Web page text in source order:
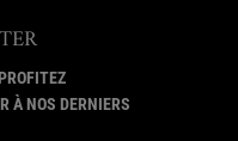
À NOS DERNIERS